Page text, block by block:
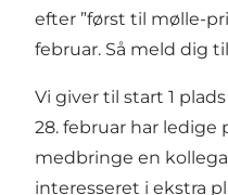
efter ”først til mølle-
februar. Så meld dig
Vi giver til start 1
28. februar har ledige
medbringe en
interesseret i ekstra